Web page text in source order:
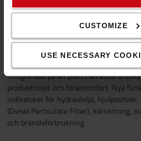
CUSTOMIZE
USE NECESSARY
Display med allt-i-ett
integrerade på en plats i en enda
produktivitet och förarkomfort. Nya
indikatorer för hydraulolja,
(Diesel Particulate Filter), körriktning,
och bränsleförbrukning.